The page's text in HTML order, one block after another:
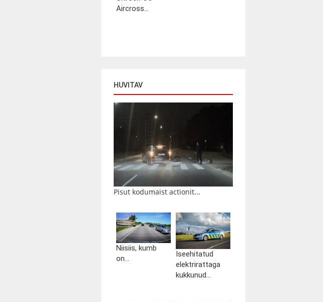
Aircross...
HUVITAV
Pisut kodumaist actionit...
Niisiis, kumb
on...
Iseehitatud
elektrirattaga
kukkunud...